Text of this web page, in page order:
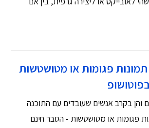
תמונות פגומות או מטושטשות
והן בקרב אנשים שעובדים עם התוכנה
פגומות או מטושטשות - הסבר חינם